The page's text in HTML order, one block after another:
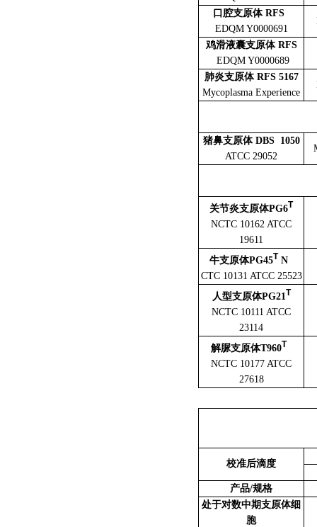
口腔支原体 RFS
EDQM Y0000691
鸡滑液囊支原体 RFS
EDQM Y0000689
肺炎支原体 RFS 5167
Mycoplasma Experience
猪鼻支原体 DBS 1050
ATCC 29052
关节炎支原体PG6T
NCTC 10162 ATCC
19611
牛支原体PG45T N
CTC 10131 ATCC 25523
人型支原体PG21 T
NCTC 10111 ATCC
23114
解脲支原体T960T
NCTC 10177 ATCC
27618
校准后滴度
产品/规格
处于对数中期支原体细
胞